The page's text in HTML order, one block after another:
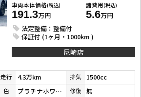
車両本体価格(税込)
191.3万円
諸費用(税込)
5.6万円
法定整備：整備付
保証付 (1ヶ月・1000km )
尼崎店
走行 4.3万km 排気 1500cc
色 プラチナホワイトパール 修復 無